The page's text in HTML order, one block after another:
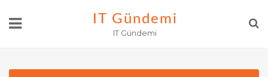
IT Gündemi
IT Gündemi